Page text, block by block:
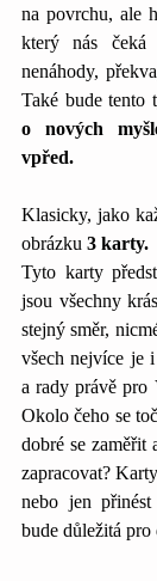
na povrchu, ale
který nás čeká
nenáhody,
Také bude tento
o nových
vpřed.
Klasicky, jako
obrázku 3 karty.
Tyto karty
jsou všechny
stejný směr,
všech nejvíce je
a rady právě pro
Okolo čeho se
dobré se zaměřit
zapracovat?
nebo jen
bude důležitá pro